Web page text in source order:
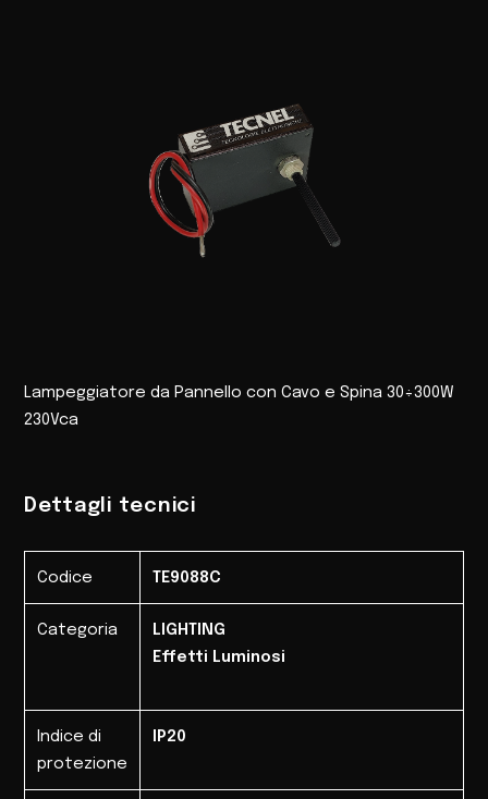
Lampeggiatore da Pannello con Cavo e Spina 30÷300W
230Vca
Dettagli tecnici
Codice TE9088C
Categoria
LIGHTING
Effetti Luminosi
Indice di
protezione
IP20